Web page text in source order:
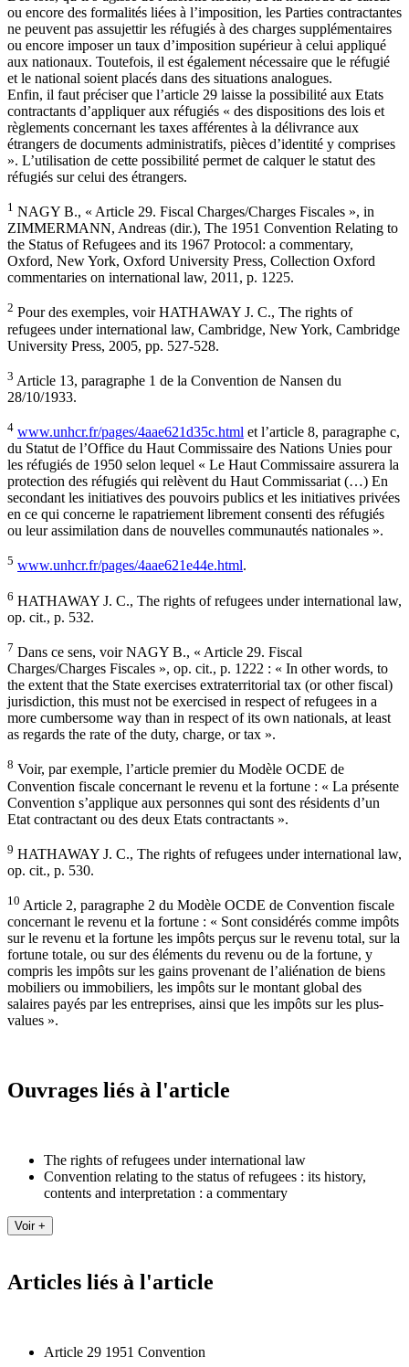
ou encore des formalités liées à l’imposition, les Parties contractantes
ne peuvent pas assujettir les réfugiés à des charges supplémentaires
ou encore imposer un taux d’imposition supérieur à celui appliqué
aux nationaux. Toutefois, il est également nécessaire que le réfugié
et le national soient placés dans des situations analogues.
Enfin, il faut préciser que l’article 29 laisse la possibilité aux Etats
contractants d’appliquer aux réfugiés « des dispositions des lois et
règlements concernant les taxes afférentes à la délivrance aux
étrangers de documents administratifs, pièces d’identité y comprises
». L’utilisation de cette possibilité permet de calquer le statut des
réfugiés sur celui des étrangers.
1 NAGY B., « Article 29. Fiscal Charges/Charges Fiscales », in
ZIMMERMANN, Andreas (dir.), The 1951 Convention Relating to
the Status of Refugees and its 1967 Protocol: a commentary,
Oxford, New York, Oxford University Press, Collection Oxford
commentaries on international law, 2011, p. 1225.
2 Pour des exemples, voir HATHAWAY J. C., The rights of
refugees under international law, Cambridge, New York, Cambridge
University Press, 2005, pp. 527-528.
3 Article 13, paragraphe 1 de la Convention de Nansen du
28/10/1933.
4 www.unhcr.fr/pages/4aae621d35c.html et l’article 8, paragraphe c,
du Statut de l’Office du Haut Commissaire des Nations Unies pour
les réfugiés de 1950 selon lequel « Le Haut Commissaire assurera la
protection des réfugiés qui relèvent du Haut Commissariat (…) En
secondant les initiatives des pouvoirs publics et les initiatives privées
en ce qui concerne le rapatriement librement consenti des réfugiés
ou leur assimilation dans de nouvelles communautés nationales ».
5 www.unhcr.fr/pages/4aae621e44e.html.
6 HATHAWAY J. C., The rights of refugees under international law,
op. cit., p. 532.
7 Dans ce sens, voir NAGY B., « Article 29. Fiscal
Charges/Charges Fiscales », op. cit., p. 1222 : « In other words, to
the extent that the State exercises extraterritorial tax (or other fiscal)
jurisdiction, this must not be exercised in respect of refugees in a
more cumbersome way than in respect of its own nationals, at least
as regards the rate of the duty, charge, or tax ».
8 Voir, par exemple, l’article premier du Modèle OCDE de
Convention fiscale concernant le revenu et la fortune : « La présente
Convention s’applique aux personnes qui sont des résidents d’un
Etat contractant ou des deux Etats contractants ».
9 HATHAWAY J. C., The rights of refugees under international law,
op. cit., p. 530.
10 Article 2, paragraphe 2 du Modèle OCDE de Convention fiscale
concernant le revenu et la fortune : « Sont considérés comme impôts
sur le revenu et la fortune les impôts perçus sur le revenu total, sur la
fortune totale, ou sur des éléments du revenu ou de la fortune, y
compris les impôts sur les gains provenant de l’aliénation de biens
mobiliers ou immobiliers, les impôts sur le montant global des
salaires payés par les entreprises, ainsi que les impôts sur les plus-
values ».
Ouvrages liés à l'article
The rights of refugees under international law
Convention relating to the status of refugees : its history,
contents and interpretation : a commentary
Articles liés à l'article
Article 29 1951 Convention